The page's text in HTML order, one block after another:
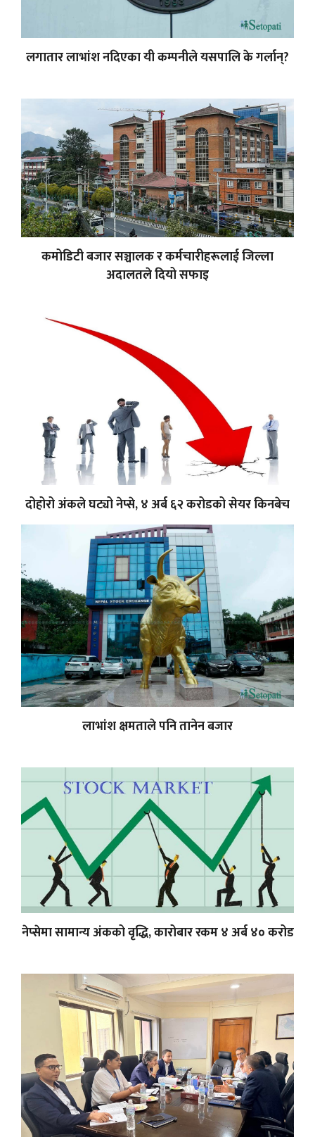
लगातार लाभांश नदिएका यी कम्पनीले यसपालि के गर्लान्?
कमोडिटी बजार सञ्चालक र कर्मचारीहरूलाई जिल्ला
अदालतले दियो सफाइ
दोहोरो अंकले घट्यो नेप्से, ४ अर्ब ६२ करोडको सेयर किनबेच
लाभांश क्षमताले पनि तानेन बजार
नेप्सेमा सामान्य अंकको वृद्धि, कारोबार रकम ४ अर्ब ४० करोड